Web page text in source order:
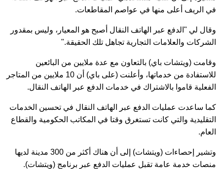
في الريف أعلى منها في عواصم المقاطعات.
وقال لي "الدفع عبر الهاتف النقال أصبح هو المعيار، وليس بمقدور
الشركات والعلامات التجارية تجاهل تلك الحقيقة."
وقامت (ويتشات باي) بالتعاون مع عدة ملايين من البائعين
للاستفادة من خدماتها، وأعلنت (على باي) أن 10 ملايين من المتاجر
الفعلية قاموا بالاشتراك في خدمات الدفع عبر الهاتف النقال.
كما ساعدت عمليات الدفع عبر الهاتف النقال في تحسين الخدمات
التقليدية والتي كانت تستغرق وقتا في المكاتب الحكومية والقطاع
العام.
وتشير إحصاءات (ويتشات) إلى أن هناك أكثر من 300 مدينة لديها
منصات خدمة عامة تقبل عمليات الدفع عبر برنامج (ويتشات).